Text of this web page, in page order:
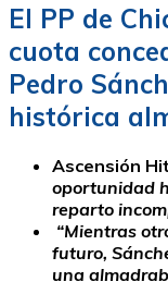
El PP de
cuota
Pedro
histórica
Ascensión
oportunidad
reparto
“Mientras
futuro,
una